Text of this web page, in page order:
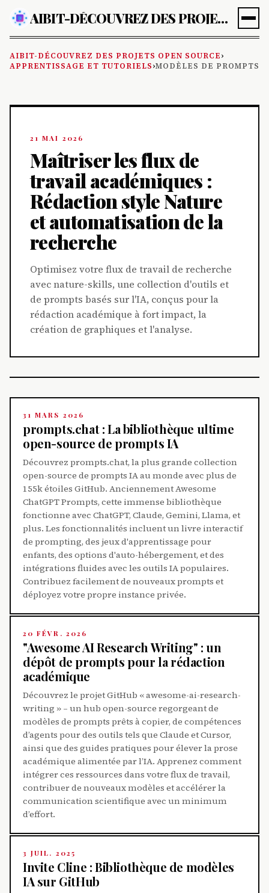
AIBIT-DÉCOUVREZ DES PROJETS OPEN SOURCE
AIBIT-DÉCOUVREZ DES PROJETS OPEN SOURCE›
APPRENTISSAGE ET TUTORIELS›MODÈLES DE PROMPTS
21 MAI 2026
Maîtriser les flux de
travail académiques :
Rédaction style Nature
et automatisation de la
recherche
Optimisez votre flux de travail de recherche
avec nature-skills, une collection d'outils et
de prompts basés sur l'IA, conçus pour la
rédaction académique à fort impact, la
création de graphiques et l'analyse.
31 MARS 2026
prompts.chat : La bibliothèque ultime
open-source de prompts IA
Découvrez prompts.chat, la plus grande collection
open-source de prompts IA au monde avec plus de
155k étoiles GitHub. Anciennement Awesome
ChatGPT Prompts, cette immense bibliothèque
fonctionne avec ChatGPT, Claude, Gemini, Llama, et
plus. Les fonctionnalités incluent un livre interactif
de prompting, des jeux d'apprentissage pour
enfants, des options d'auto-hébergement, et des
intégrations fluides avec les outils IA populaires.
Contribuez facilement de nouveaux prompts et
déployez votre propre instance privée.
20 FÉVR. 2026
"Awesome AI Research Writing" : un
dépôt de prompts pour la rédaction
académique
Découvrez le projet GitHub « awesome-ai-research-
writing » – un hub open-source regorgeant de
modèles de prompts prêts à copier, de compétences
d’agents pour des outils tels que Claude et Cursor,
ainsi que des guides pratiques pour élever la prose
académique alimentée par l’IA. Apprenez comment
intégrer ces ressources dans votre flux de travail,
contribuer de nouveaux modèles et accélérer la
communication scientifique avec un minimum
d’effort.
3 JUIL. 2025
Invite Cline : Bibliothèque de modèles
IA sur GitHub